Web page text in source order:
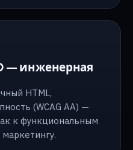
— инженерная
HTML,
(WCAG AA) —
к функциональным